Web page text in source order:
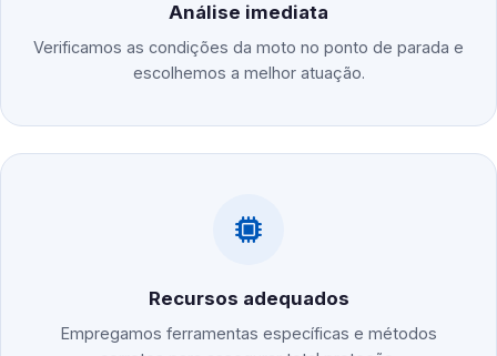
Análise imediata
Verificamos as condições da moto no ponto de parada e
escolhemos a melhor atuação.
Recursos adequados
Empregamos ferramentas específicas e métodos